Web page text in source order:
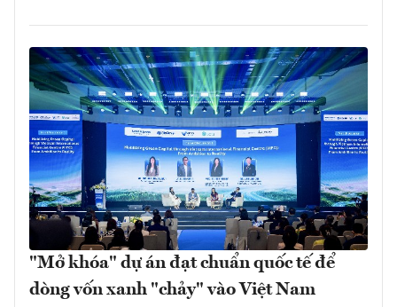
"Mở khóa" dự án đạt chuẩn quốc tế để
dòng vốn xanh "chảy" vào Việt Nam